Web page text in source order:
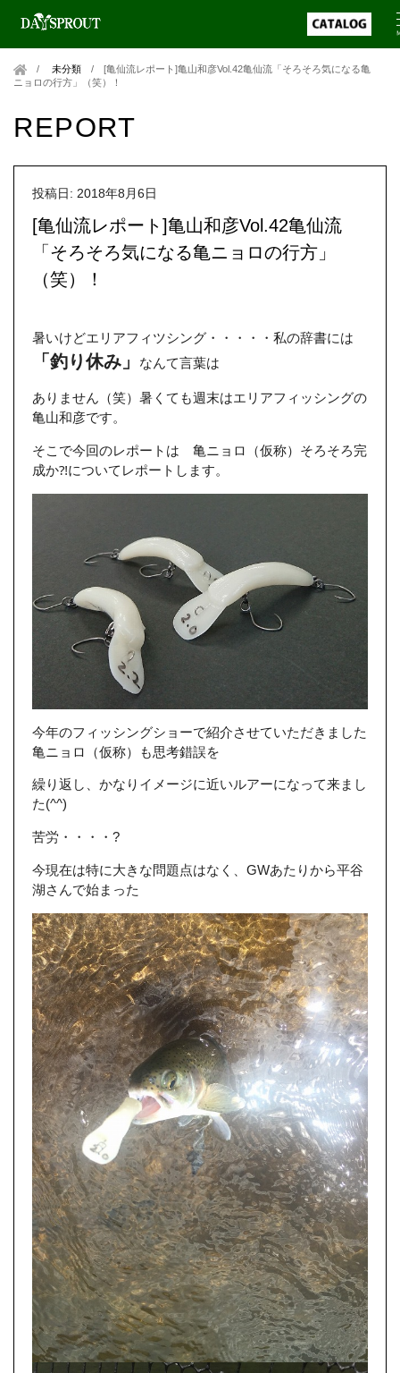
未分類 /[亀仙流レポート]亀山和彦Vol.42亀仙流「そろそろ気になる亀
ニョロの行方」（笑）！
REPORT
投稿日: 2018年8月6日
[亀仙流レポート]亀山和彦Vol.42亀仙流
「そろそろ気になる亀ニョロの行方」
（笑）！
暑いけどエリアフィツシング・・・・・私の辞書には
「釣り休み」 なんて言葉は
ありません（笑）暑くても週末はエリアフィッシングの
亀山和彦です。
そこで今回のレポートは 亀ニョロ（仮称）そろそろ完
成か⁈についてレポートします。
今年のフィッシングショーで紹介させていただきました
亀ニョロ（仮称）も思考錯誤を
繰り返し、かなりイメージに近いルアーになって来まし
た(^^)
苦労・・・・?
今現在は特に大きな問題点はなく、GWあたりから平谷
湖さんで始まった